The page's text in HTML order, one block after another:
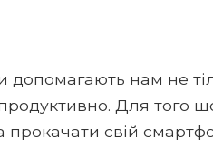
допомагають нам не
Для того
прокачати свій